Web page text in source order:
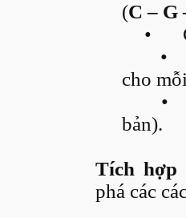
(C – G
•
•
cho
•
bản).
Tích hợp
phá các